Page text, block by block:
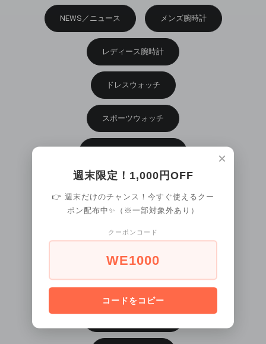
NEWS／ニュース メンズ腕時計
レディース腕時計
ドレスウォッチ
スポーツウォッチ
カジュアルウォッチ
×
週末限定！1,000円OFF
👉 週末だけのチャンス！今すぐ使えるクー
ポン配布中✨（※一部対象外あり）
クーポンコード
WE1000
コードをコピー